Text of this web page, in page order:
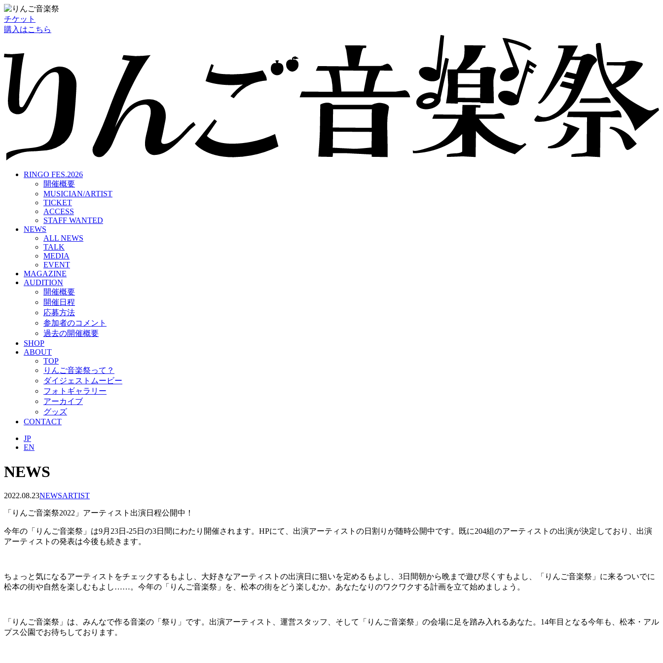
チケット
購入はこちら
RINGO FES.2026
開催概要
MUSICIAN/ARTIST
TICKET
ACCESS
STAFF WANTED
NEWS
ALL NEWS
TALK
MEDIA
EVENT
MAGAZINE
AUDITION
開催概要
開催日程
応募方法
参加者のコメント
過去の開催概要
SHOP
ABOUT
TOP
りんご音楽祭って？
ダイジェストムービー
フォトギャラリー
アーカイブ
グッズ
CONTACT
JP
EN
NEWS
2022.08.23NEWSARTIST
「りんご音楽祭2022」アーティスト出演日程公開中！
今年の「りんご音楽祭」は9月23日-25日の3日間にわたり開催されます。HPにて、出演アーティストの日割りが随時公開中です。既に204組のアーティストの出演が決定しており、出演
アーティストの発表は今後も続きます。
ちょっと気になるアーティストをチェックするもよし、大好きなアーティストの出演日に狙いを定めるもよし、3日間朝から晩まで遊び尽くすもよし、「りんご音楽祭」に来るついでに
松本の街や自然を楽しむもよし……。今年の「りんご音楽祭」を、松本の街をどう楽しむか。あなたなりのワクワクする計画を立て始めましょう。
「りんご音楽祭」は、みんなで作る音楽の「祭り」です。出演アーティスト、運営スタッフ、そして「りんご音楽祭」の会場に足を踏み入れるあなた。14年目となる今年も、松本・アル
プス公園でお待ちしております。